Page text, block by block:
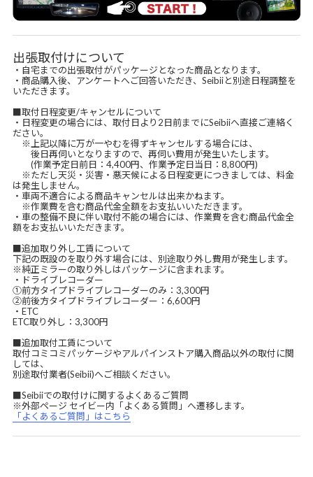
出張取付けについて
・自宅までの出張取付がパッケージとなった商品となります。
・商品購入後、アンケートへご回答いただき、Seibiiと別途日程調整を
いただきます。
■取付日程変更/キャンセルについて
・日程変更の場合には、取付日より2日前までにSeibiiへ直接ご連絡く
ださい。
※上記以降に万が一やむを得ずキャンセルする場合には、
後日再伺いとなりますので、再伺い費用が発生いたします。
(作業予定日前日：4,400円、作業予定日当日：8,800円)
※ただし天災・災害・悪天候による日程変更につきましては、料金
は発生しません。
・車両不適合による商品キャンセルは出来かねます。
※作業費を含む商品代金全額をお支払いいただきます。
・車の整備不良に伴い取付不能の場合には、作業費を含む商品代金全
額をお支払いいただきます。
■追加取り外し工賃について
下記の既設のを取り外す場合には、別途取り外し費用が発生します。
※純正ミラーの取り外しはパッケージに含まれます。
・ドライブレコーダー
①前方タイプドライブレコーダーのみ：3,300円
②前後方タイプドライブレコーダー：6,600円
・ETC
ETC取り外し：3,300円
■追加取付工賃について
取付コミコミパッケージやアルパインストア購入商品以外の取付に関
しては、
別途取付業者(Seibii)へご相談ください。
■Seibiiでの取付けに関するよくあるご質問
※外部ページ セイビー内「よくある質問」へ遷移します。
「よくあるご質問」はこちら